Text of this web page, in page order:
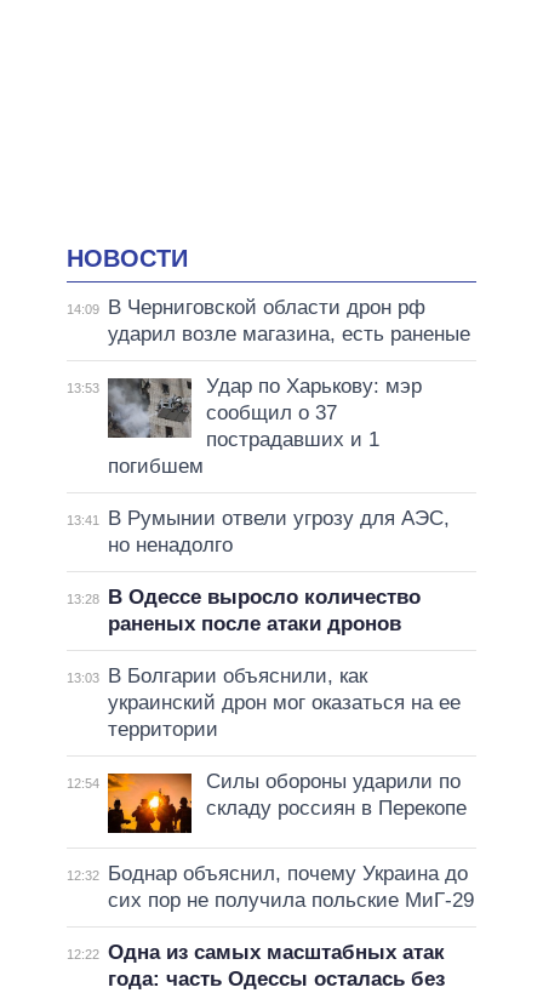
НОВОСТИ
14:09
В Черниговской области дрон рф
ударил возле магазина, есть раненые
13:53
Удар по Харькову: мэр
сообщил о 37
пострадавших и 1
погибшем
13:41
В Румынии отвели угрозу для АЭС,
но ненадолго
13:28
В Одессе выросло количество
раненых после атаки дронов
13:03
В Болгарии объяснили, как
украинский дрон мог оказаться на ее
территории
12:54
Силы обороны ударили по
складу россиян в Перекопе
12:32
Боднар объяснил, почему Украина до
сих пор не получила польские МиГ-29
12:22 Одна из самых масштабных атак
года: часть Одессы осталась без